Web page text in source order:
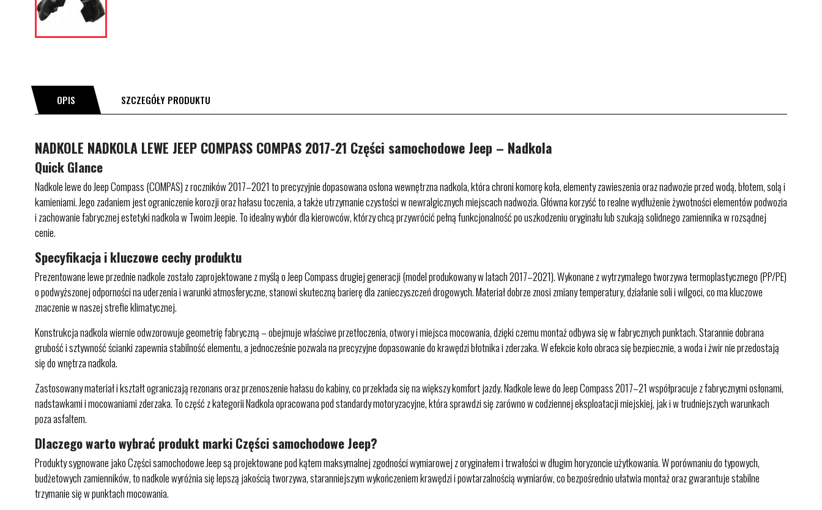
OPIS SZCZEGÓŁY PRODUKTU
NADKOLE NADKOLA LEWE JEEP COMPASS COMPAS 2017-21 Części samochodowe Jeep – Nadkola
Quick Glance
Nadkole lewe do Jeep Compass (COMPAS) z roczników 2017–2021 to precyzyjnie dopasowana osłona wewnętrzna nadkola, która chroni komorę koła, elementy zawieszenia oraz nadwozie przed wodą, błotem, solą i
kamieniami. Jego zadaniem jest ograniczenie korozji oraz hałasu toczenia, a także utrzymanie czystości w newralgicznych miejscach nadwozia. Główna korzyść to realne wydłużenie żywotności elementów podwozia
i zachowanie fabrycznej estetyki nadkola w Twoim Jeepie. To idealny wybór dla kierowców, którzy chcą przywrócić pełną funkcjonalność po uszkodzeniu oryginału lub szukają solidnego zamiennika w rozsądnej
cenie.
Specyfikacja i kluczowe cechy produktu
Prezentowane lewe przednie nadkole zostało zaprojektowane z myślą o Jeep Compass drugiej generacji (model produkowany w latach 2017–2021). Wykonane z wytrzymałego tworzywa termoplastycznego (PP/PE)
o podwyższonej odporności na uderzenia i warunki atmosferyczne, stanowi skuteczną barierę dla zanieczyszczeń drogowych. Materiał dobrze znosi zmiany temperatury, działanie soli i wilgoci, co ma kluczowe
znaczenie w naszej strefie klimatycznej.
Konstrukcja nadkola wiernie odwzorowuje geometrię fabryczną – obejmuje właściwe przetłoczenia, otwory i miejsca mocowania, dzięki czemu montaż odbywa się w fabrycznych punktach. Starannie dobrana
grubość i sztywność ścianki zapewnia stabilność elementu, a jednocześnie pozwala na precyzyjne dopasowanie do krawędzi błotnika i zderzaka. W efekcie koło obraca się bezpiecznie, a woda i żwir nie przedostają
się do wnętrza nadkola.
Zastosowany materiał i kształt ograniczają rezonans oraz przenoszenie hałasu do kabiny, co przekłada się na większy komfort jazdy. Nadkole lewe do Jeep Compass 2017–21 współpracuje z fabrycznymi osłonami,
nadstawkami i mocowaniami zderzaka. To część z kategorii Nadkola opracowana pod standardy motoryzacyjne, która sprawdzi się zarówno w codziennej eksploatacji miejskiej, jak i w trudniejszych warunkach
poza asfaltem.
Dlaczego warto wybrać produkt marki Części samochodowe Jeep?
Produkty sygnowane jako Części samochodowe Jeep są projektowane pod kątem maksymalnej zgodności wymiarowej z oryginałem i trwałości w długim horyzoncie użytkowania. W porównaniu do typowych,
budżetowych zamienników, to nadkole wyróżnia się lepszą jakością tworzywa, staranniejszym wykończeniem krawędzi i powtarzalnością wymiarów, co bezpośrednio ułatwia montaż oraz gwarantuje stabilne
trzymanie się w punktach mocowania.